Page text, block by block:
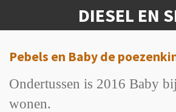
de
DIESEL EN
Pebels en Baby de
Ondertussen is 2016 Baby
wonen.